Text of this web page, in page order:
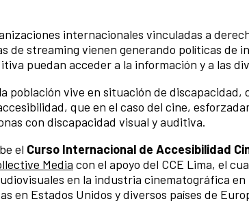
internacionales vinculadas a
de streaming vienen generando políticas de
puedan acceder a la información y a las
población vive en situación de
que en el caso del cine,
con discapacidad visual y auditiva.
el Curso Internacional de Accesibilidad
Media con el apoyo del CCE Lima, el
en la industria cinematográfica
en Estados Unidos y diversos países de